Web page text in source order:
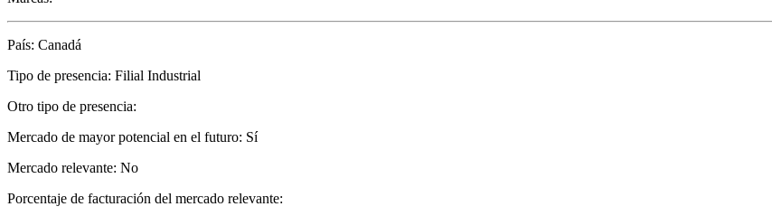
País: Canadá
Tipo de presencia: Filial Industrial
Otro tipo de presencia:
Mercado de mayor potencial en el futuro: Sí
Mercado relevante: No
Porcentaje de facturación del mercado relevante: